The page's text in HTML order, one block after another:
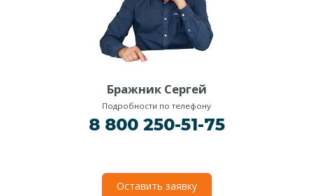
Бражник Сергей
Подробности по телефону
8 800 250-51-75
Оставить заявку